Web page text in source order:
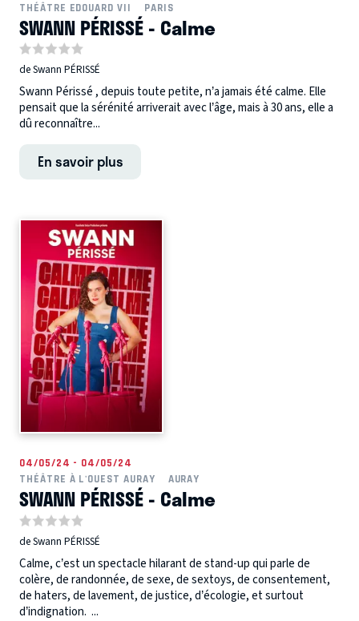
THÉÂTRE EDOUARD VII
PARIS
SWANN PÉRISSÉ - Calme
de Swann PÉRISSÉ
Swann Périssé , depuis toute petite, n’a jamais été calme. Elle
pensait que la sérénité arriverait avec l’âge, mais à 30 ans, elle a
dû reconnaître...
En savoir plus
04/05/24 - 04/05/24
THÉÂTRE À L'OUEST AURAY
AURAY
SWANN PÉRISSÉ - Calme
de Swann PÉRISSÉ
Calme, c’est un spectacle hilarant de stand-up qui parle de
colère, de randonnée, de sexe, de sextoys, de consentement,
de haters, de lavement, de justice, d’écologie, et surtout
d’indignation. ...